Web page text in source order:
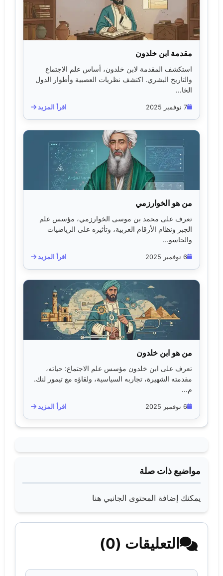
مقدمة ابن خلدون
استكشف المقدمة لابن خلدون، أساس علم الاجتماع
والتاريخ البشري. اكتشف نظريات العصبية وأطوار الدول
الخا...
7 نوفمبر 2025 اقرأ المزيد
من هو الخوارزمي
تعرف على محمد بن موسى الخوارزمي، مؤسس علم
الجبر ونظام الأرقام العربية، وتأثيره على الرياضيات
والحاسو...
6 نوفمبر 2025 اقرأ المزيد
من هو ابن خلدون
تعرف على ابن خلدون مؤسس علم الاجتماع: حياته،
مقدمته الشهيرة، تجاربه السياسية، ولقاؤه مع تيمور لنك.
م...
6 نوفمبر 2025 اقرأ المزيد
مواضيع ذات صلة
يمكنك إضافة المحتوى الجانبي هنا
التعليقات (0)